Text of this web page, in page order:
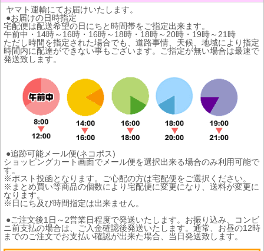
ヤマト運輸にてお届けいたします。
●お届けの日時指定
宅配便は配送希望の日にちと時間帯をご指定出来ます。
午前中・14時～16時・16時～18時・18時～20時・19時～21時
ただし時間を指定された場合でも、道路事情、天候、地域により指定
時間内に配達ができない事もございます。ご指定が無い場合は最速で
発送致します。
●追跡可能メール便(ネコポス)
ショッピングカート画面でメール便を選択出来る場合のみ利用可能で
す。
※ポスト投函となります。ご心配の方は宅配便をご選択ください。
※まとめ買い等商品の個数により宅配便に変更になり、送料が変更に
なります。
※日にち及び時間指定は出来ません。
●ご注文後1日～2営業日程度で発送いたします。お振り込み、コンビ
ニ前支払の場合は、ご入金確認後発送いたします。通常、お昼の12時
までのご注文でお支払い確認が出来た場合、当日発送致します。